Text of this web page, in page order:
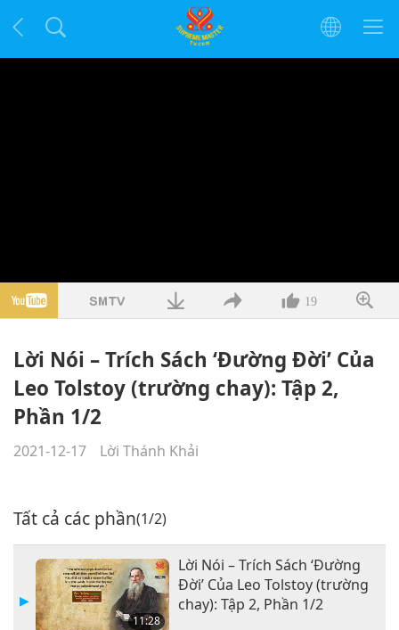
19
Lời Nói – Trích Sách ‘Đường Đời’ Của
Leo Tolstoy (trường chay): Tập 2,
Phần 1/2
2021-12-17 Lời Thánh Khải
Tất cả các phần(1/2)
11:28
Lời Nói – Trích Sách ‘Đường
Đời’ Của Leo Tolstoy (trường
chay): Tập 2, Phần 1/2